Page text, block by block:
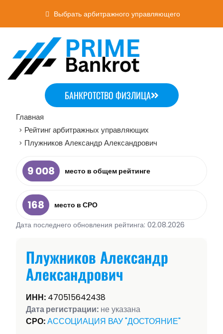
Выбрать арбитражного управляющего
БАНКРОТСТВО ФИЗЛИЦА
Главная
> Рейтинг арбитражных управляющих
> Плужников Александр Александрович
9 008 место в общем рейтинге
168
место в СРО
Дата последнего обновления рейтинга: 02.08.2026
Плужников Александр
Александрович
ИНН: 470515642438
Дата регистрации: не указана
СРО:АССОЦИАЦИЯ ВАУ "ДОСТОЯНИЕ"